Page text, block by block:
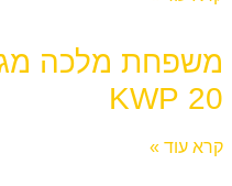
משפחת מלכה
20 KWP
קרא עוד »